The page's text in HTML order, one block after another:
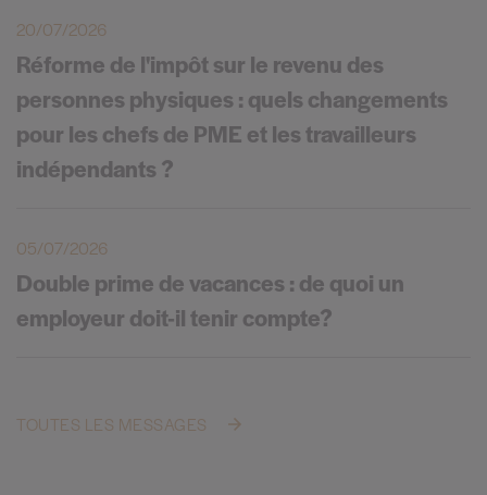
20/07/2026
Réforme de l'impôt sur le revenu des
personnes physiques : quels changements
pour les chefs de PME et les travailleurs
indépendants ?
05/07/2026
Double prime de vacances : de quoi un
employeur doit-il tenir compte?
TOUTES LES MESSAGES